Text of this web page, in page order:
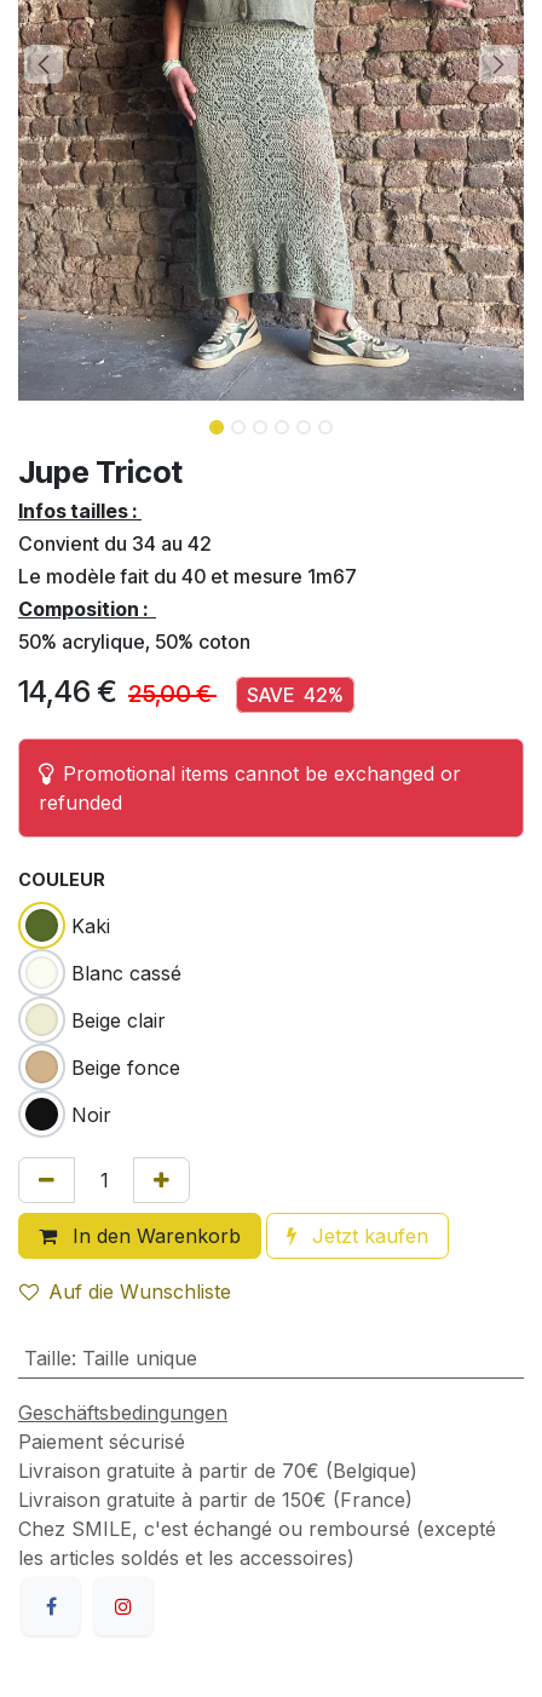
Jupe Tricot
Infos tailles :
Convient du 34 au 42
Le modèle fait du 40 et mesure 1m67
Composition :
50% acrylique, 50% coton
14,46 € 25,00€ SAVE 42%
Promotional items cannot be exchanged or
refunded
COULEUR
Kaki
Blanc cassé
Beige clair
Beige fonce
Noir
In den Warenkorb Jetzt kaufen
Auf die Wunschliste
Taille: Taille unique
Geschäftsbedingungen
Paiement sécurisé
Livraison gratuite à partir de 70€ (Belgique)
Livraison gratuite à partir de 150€ (France)
Chez SMILE, c'est échangé ou remboursé (excepté
les articles soldés et les accessoires)